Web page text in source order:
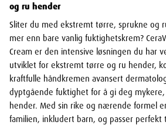
og ru hender
Sliter du med ekstremt tørre, sprukne og
mer enn bare vanlig fuktighetskrem?
Cream er den intensive løsningen du har
utviklet for ekstremt tørre og ru hender,
kraftfulle håndkremen avansert
dyptgående fuktighet for å gi deg
hender. Med sin rike og nærende formel
familien, inkludert barn, og passer perfekt